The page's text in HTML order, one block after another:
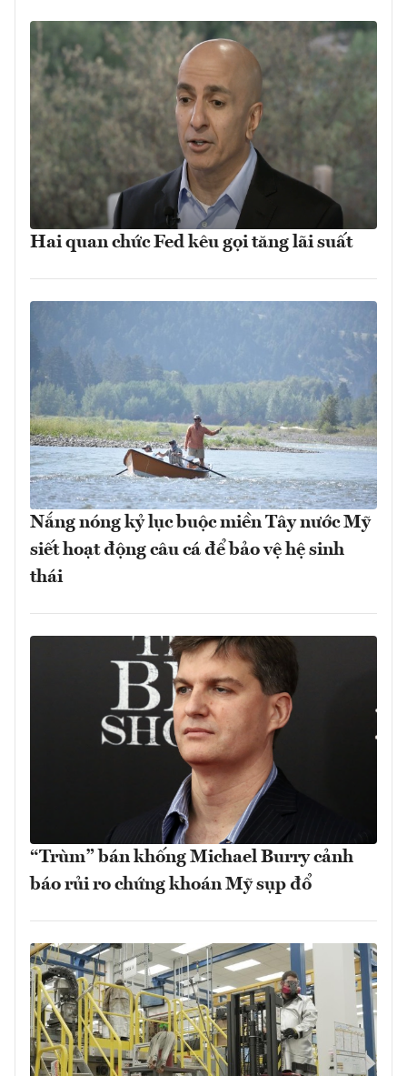
Hai quan chức Fed kêu gọi tăng lãi suất
Nắng nóng kỷ lục buộc miền Tây nước Mỹ
siết hoạt động câu cá để bảo vệ hệ sinh
thái
“Trùm” bán khống Michael Burry cảnh
báo rủi ro chứng khoán Mỹ sụp đổ